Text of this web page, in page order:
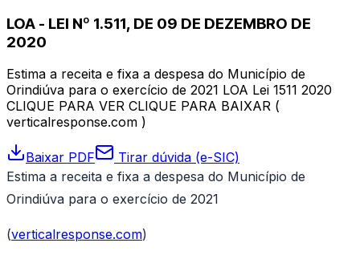
LOA - LEI Nº 1.511, DE 09 DE DEZEMBRO DE
2020
Estima a receita e fixa a despesa do Município de
Orindiúva para o exercício de 2021 LOA Lei 1511 2020
CLIQUE PARA VER CLIQUE PARA BAIXAR (
verticalresponse.com )
Baixar PDF
Tirar dúvida (e-SIC)
Estima a receita e fixa a despesa do Município de
Orindiúva para o exercício de 2021
(verticalresponse.com)